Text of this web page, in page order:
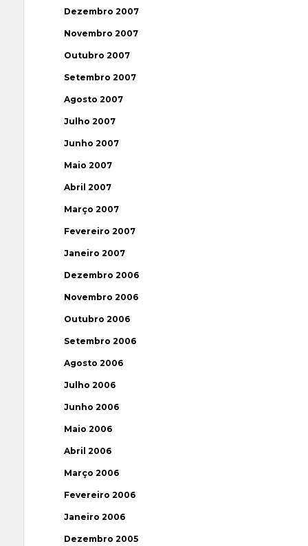
Dezembro 2007
Novembro 2007
Outubro 2007
Setembro 2007
Agosto 2007
Julho 2007
Junho 2007
Maio 2007
Abril 2007
Março 2007
Fevereiro 2007
Janeiro 2007
Dezembro 2006
Novembro 2006
Outubro 2006
Setembro 2006
Agosto 2006
Julho 2006
Junho 2006
Maio 2006
Abril 2006
Março 2006
Fevereiro 2006
Janeiro 2006
Dezembro 2005